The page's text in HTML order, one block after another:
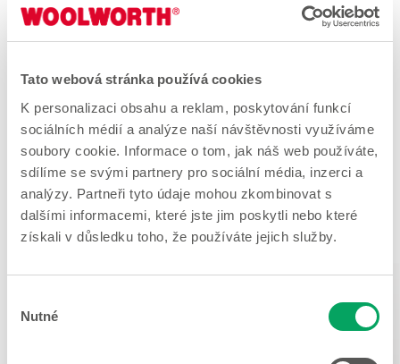
Tato webová stránka používá cookies
K personalizaci obsahu a reklam, poskytování funkcí
sociálních médií a analýze naší návštěvnosti využíváme
soubory cookie. Informace o tom, jak náš web používáte,
sdílíme se svými partnery pro sociální média, inzerci a
analýzy. Partneři tyto údaje mohou zkombinovat s
dalšími informacemi, které jste jim poskytli nebo které
získali v důsledku toho, že používáte jejich služby.
souhlasu
Nutné
Využijte naši službu a ještě před návštěvou si
speciálních nabídek nebo nabízejí výjimečné
kolekce. Díky tomu vám neuniknou žádné
zajímavé novinky a svůj nákup si můžete lépe
naplánovat.
Objevte prodejny Woolworth ve svém okolí a
zůstaňte v obraze o aktuálních akcích a trendech.